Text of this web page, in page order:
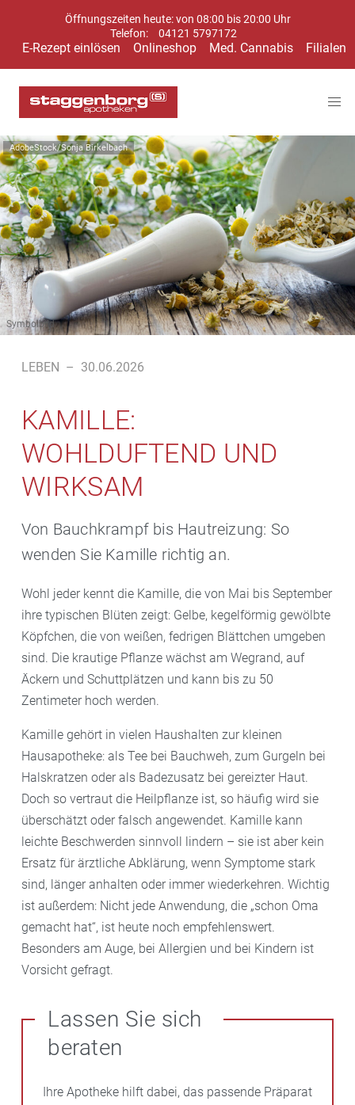
Öffnungszeiten heute: von 08:00 bis 20:00 Uhr
Telefon:
04121 5797172
E-Rezept einlösen Onlineshop Med. Cannabis Filialen
AdobeStock/Sonja Birkelbach
Symbolbild
LEBEN – 30.06.2026
KAMILLE:
WOHLDUFTEND UND
WIRKSAM
Von Bauchkrampf bis Hautreizung: So
wenden Sie Kamille richtig an.
Wohl jeder kennt die Kamille, die von Mai bis September
ihre typischen Blüten zeigt: Gelbe, kegelförmig gewölbte
Köpfchen, die von weißen, fedrigen Blättchen umgeben
sind. Die krautige Pflanze wächst am Wegrand, auf
Äckern und Schuttplätzen und kann bis zu 50
Zentimeter hoch werden.
Kamille gehört in vielen Haushalten zur kleinen
Hausapotheke: als Tee bei Bauchweh, zum Gurgeln bei
Halskratzen oder als Badezusatz bei gereizter Haut.
Doch so vertraut die Heilpflanze ist, so häufig wird sie
überschätzt oder falsch angewendet. Kamille kann
leichte Beschwerden sinnvoll lindern – sie ist aber kein
Ersatz für ärztliche Abklärung, wenn Symptome stark
sind, länger anhalten oder immer wiederkehren. Wichtig
ist außerdem: Nicht jede Anwendung, die „schon Oma
gemacht hat“, ist heute noch empfehlenswert.
Besonders am Auge, bei Allergien und bei Kindern ist
Vorsicht gefragt.
Lassen Sie sich
beraten
Ihre Apotheke hilft dabei, das passende Präparat